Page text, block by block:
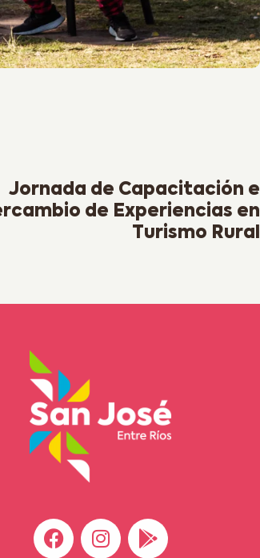
Jornada de Capacitación e
de Experiencias en
Turismo Rural